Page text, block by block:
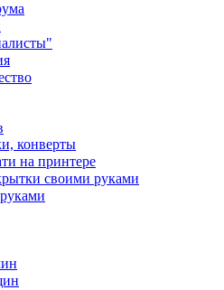
конверты
на принтере
своими руками